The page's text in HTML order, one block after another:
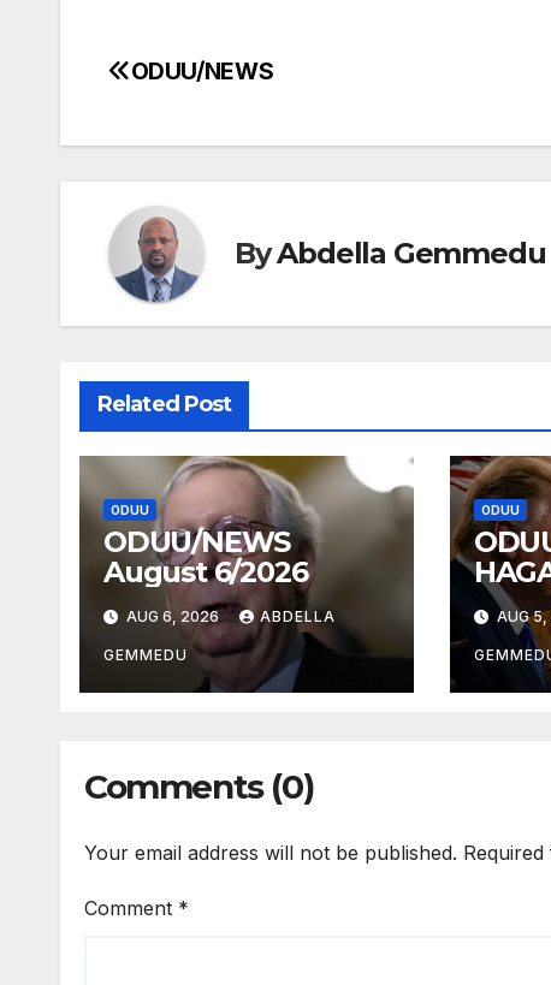
Post
ODUU/NEWS
ByAbdella Gemmedu
Related Post
ODUU
ODUU/NEWS
August 6/2026
AUG 6, 2026 ABDELLA
GEMMEDU
ODUU
AUG
Comments (0)
Your email address will not be published.
Comment *